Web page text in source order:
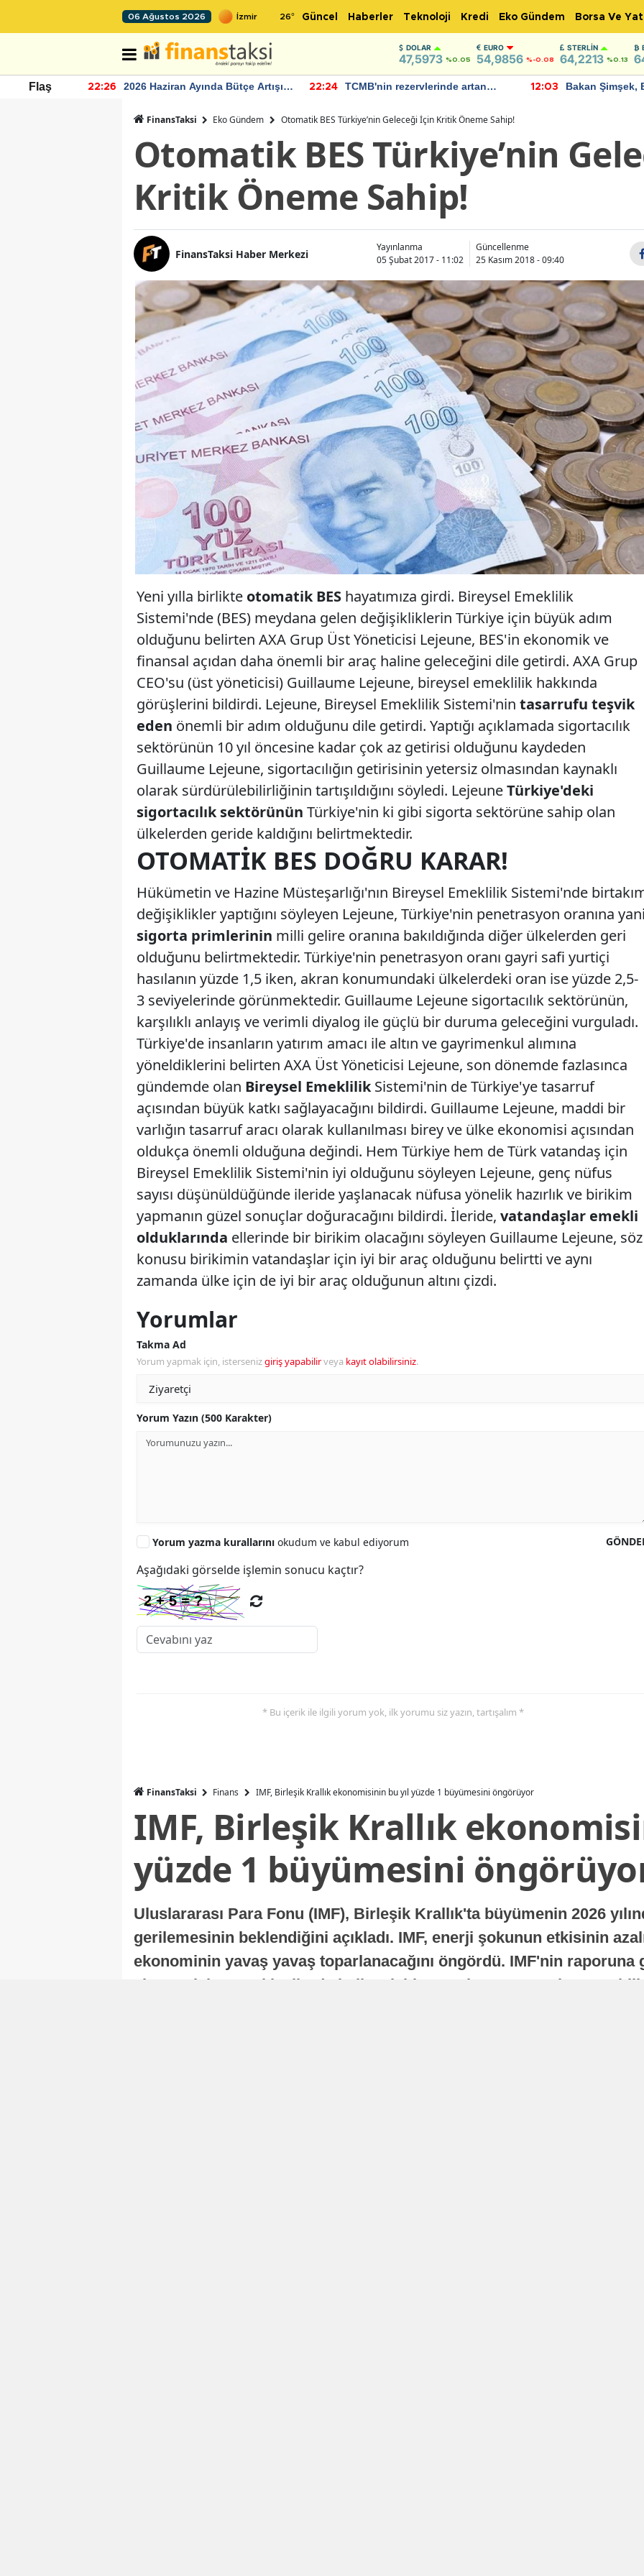
06 Ağustos 2026 26° Güncel Haberler Teknoloji Kredi Eko Gündem Borsa Ve
DOLAR
47,5973 %0.05
EURO
54,9856 %-0.08
STERLIN
64,2213 %0.13
Flaş 22:26
2026 Haziran Ayında Bütçe Artışı
22:24
TCMB'nin rezervlerinde artan
12:03
Bakan Şimşek,
FinansTaksi Eko Gündem Otomatik BES Türkiye’nin Geleceği İçin Kritik Öneme Sahip!
Otomatik BES Türkiye’nin
Kritik Öneme Sahip!
FinansTaksi Haber Merkezi
Yayınlanma
05 Şubat 2017 - 11:02
Güncellenme
25 Kasım 2018 - 09:40
Yeni yılla birlikte otomatik BES hayatımıza girdi. Bireysel Emeklilik
Sistemi'nde (BES) meydana gelen değişikliklerin Türkiye için büyük adım
olduğunu belirten AXA Grup Üst Yöneticisi Lejeune, BES'in ekonomik ve
finansal açıdan daha önemli bir araç haline geleceğini dile getirdi. AXA Grup
CEO'su (üst yöneticisi) Guillaume Lejeune, bireysel emeklilik hakkında
görüşlerini bildirdi. Lejeune, Bireysel Emeklilik Sistemi'nin tasarrufu teşvik
eden önemli bir adım olduğunu dile getirdi. Yaptığı açıklamada sigortacılık
sektörünün 10 yıl öncesine kadar çok az getirisi olduğunu kaydeden
Guillaume Lejeune, sigortacılığın getirisinin yetersiz olmasından kaynaklı
olarak sürdürülebilirliğinin tartışıldığını söyledi. LejeuneTürkiye'deki
sigortacılık sektörünün Türkiye'nin ki gibi sigorta sektörüne sahip olan
ülkelerden geride kaldığını belirtmektedir.
OTOMATIK BES DOĞRU KARAR!
Hükümetin ve Hazine Müsteşarlığı'nın Bireysel Emeklilik Sistemi'nde
değişiklikler yaptığını söyleyen Lejeune, Türkiye'nin penetrasyon oranına
sigorta primlerinin milli gelire oranına bakıldığında diğer ülkelerden geri
olduğunu belirtmektedir. Türkiye'nin penetrasyon oranı gayri safi yurtiçi
hasılanın yüzde 1,5 iken, akran konumundaki ülkelerdeki oran ise yüzde 2,5-
3 seviyelerinde görünmektedir. Guillaume Lejeune sigortacılık sektörünün,
karşılıklı anlayış ve verimli diyalog ile güçlü bir duruma geleceğini vurguladı.
Türkiye'de insanların yatırım amacı ile altın ve gayrimenkul alımına
yöneldiklerini belirten AXA Üst Yöneticisi Lejeune, son dönemde fazlasınca
gündemde olan Bireysel EmeklilikSistemi'nin de Türkiye'ye tasarruf
açısından büyük katkı sağlayacağını bildirdi. Guillaume Lejeune, maddi bir
varlığın tasarruf aracı olarak kullanılması birey ve ülke ekonomisi açısından
oldukça önemli olduğuna değindi. Hem Türkiye hem de Türk vatandaş için
Bireysel Emeklilik Sistemi'nin iyi olduğunu söyleyen Lejeune, genç nüfus
sayısı düşünüldüğünde ileride yaşlanacak nüfusa yönelik hazırlık ve birikim
yapmanın güzel sonuçlar doğuracağını bildirdi. İleride, vatandaşlar emekli
olduklarında ellerinde bir birikim olacağını söyleyen Guillaume Lejeune, söz
konusu birikimin vatandaşlar için iyi bir araç olduğunu belirtti ve aynı
zamanda ülke için de iyi bir araç olduğunun altını çizdi.
Yorumlar
Takma Ad
Yorum yapmak için, istersenizgiriş yapabilirveya kayıt olabilirsiniz.
Yorum Yazın (500 Karakter)
Yorum yazma kurallarını okudum ve kabul ediyorum
Aşağıdaki görselde işlemin sonucu kaçtır?
* Bu içerik ile ilgili yorum yok, ilk yorumu siz yazın, tartışalım *
FinansTaksi Finans IMF, Birleşik Krallık ekonomisinin bu yıl yüzde 1 büyümesini öngörüyor
IMF, Birleşik Krallık
yüzde 1 büyümesini
Uluslararası Para Fonu (IMF), Birleşik Krallık'ta büyümenin 2026
gerilemesinin beklendiğini açıkladı. IMF, enerji şokunun etkisinin
ekonominin yavaş yavaş toparlanacağını öngördü. IMF'nin raporuna
ekonomisi, sonraki yıllarda istikrarlı bir toparlanma süreci